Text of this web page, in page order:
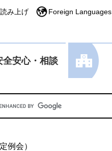
み上げ Foreign Languages
全安心・相談
カスタム検索
例会）